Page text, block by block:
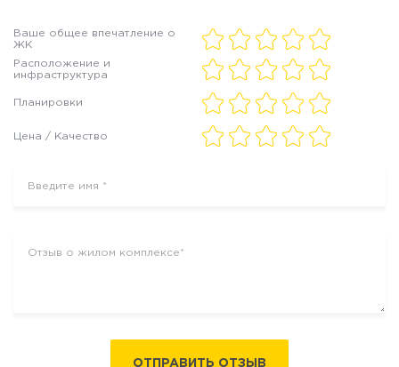
Ваше общее впечатление о
ЖК
Расположение и
инфраструктура
Планировки
Цена / Качество
ОТПРАВИТЬ ОТЗЫВ